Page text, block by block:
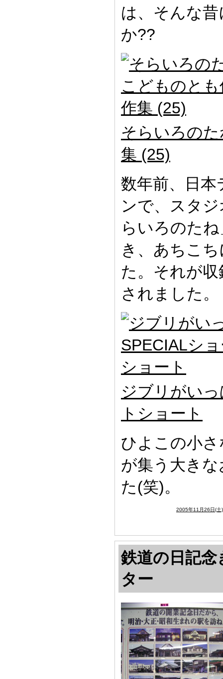
は、そんな
か??
そらいろの
集 (25)
数年前、日
ンで、スタ
らいろのた
き、あちこ
た。それが
されました。
ジブリがい
トショート
ひよこの小
が集う大き
た(笑)。
2005年11月26日(土
鉄道の日記
ター